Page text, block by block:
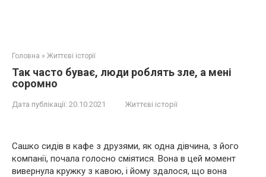
Головна » Життєві історії
Так часто буває, люди роблять зле, а мені
соромно
Дата публікації: 20.10.2021 Життєві історії
Сашко сидів в кафе з друзями, як одна дівчина, з його
компанії, почала голосно сміятися. Вона в цей момент
вивернула кружку з кавою, і йому здалося, що вона